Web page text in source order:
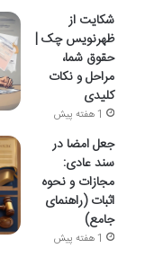
شکایت از
ظهرنویس چک |
حقوق شما،
مراحل و نکات
کلیدی
1 هفته پیش
جعل امضا در
سند عادی:
مجازات و نحوه
اثبات (راهنمای
جامع)
1 هفته پیش